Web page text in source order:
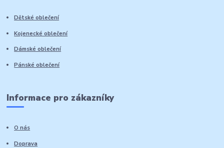
Dětské oblečení
Kojenecké oblečení
Dámské oblečení
Pánské oblečení
Informace pro zákazníky
O nás
Doprava